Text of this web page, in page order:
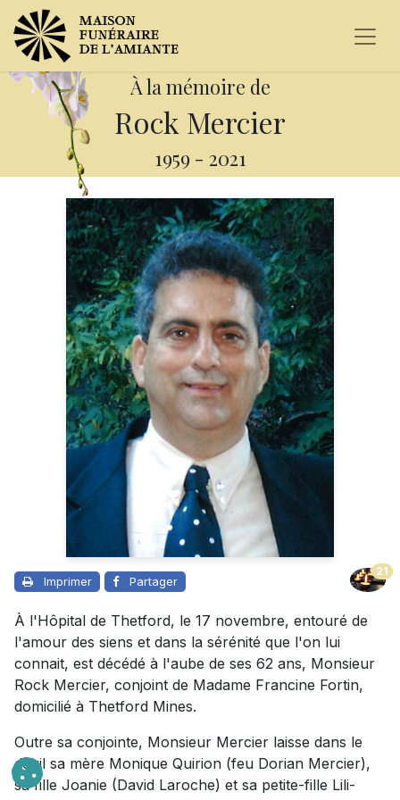
À la mémoire de
Rock Mercier
1959 - 2021
Imprimer Partager
21
À l'Hôpital de Thetford, le 17 novembre, entouré de
l'amour des siens et dans la sérénité que l'on lui
connait, est décédé à l'aube de ses 62 ans, Monsieur
Rock Mercier, conjoint de Madame Francine Fortin,
domicilié à Thetford Mines.
Outre sa conjointe, Monsieur Mercier laisse dans le
deuil sa mère Monique Quirion (feu Dorian Mercier),
sa fille Joanie (David Laroche) et sa petite-fille Lili-